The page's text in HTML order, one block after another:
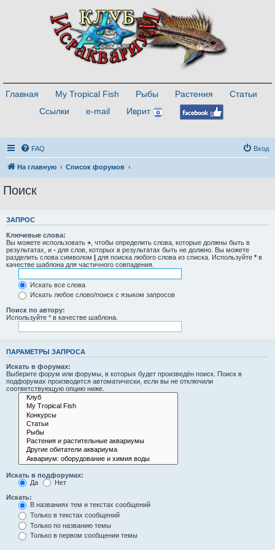
Главная My Tropical Fish Рыбы Растения
Статьи
Ссылки
e-mail Иврит
FAQ Вход
На главную Список форумов
Поиск
ЗАПРОС
Ключевые слова:
Вы можете использовать + , чтобы определить слова, которые должны быть в
результатах, и - для слов, которых в результатах быть не должно. Вы можете
разделить слова символом | для поиска любого слова из списка. Используйте * в
качестве шаблона для частичного совпадения.
Искать все слова
Искать любое слово/поиск с языком запросов
Поиск по автору:
Используйте * в качестве шаблона.
ПАРАМЕТРЫ ЗАПРОСА
Искать в форумах:
Выберите форум или форумы, в которых будет произведён поиск. Поиск в
подфорумах производится автоматически, если вы не отключили
соответствующую опцию ниже.
Искать в подфорумах:
Да
Нет
Искать:
В названиях тем и текстах сообщений
Только в текстах сообщений
Только по названию темы
Только в первом сообщении темы